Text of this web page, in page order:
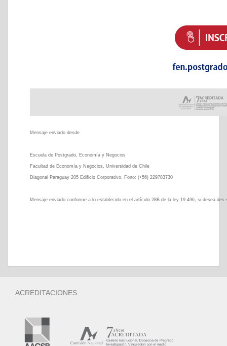
Mensaje enviado desde
Escuela de Postgrado, Economía y Negocios
Facultad de Economía y Negocios, Universidad de Chile
Diagonal Paraguay 205 Edificio Corporativo, Fono: (+56) 229783730
Mensaje enviado conforme a lo establecido en el artículo 28B de la ley 19.496, si desea
ACREDITACIONES